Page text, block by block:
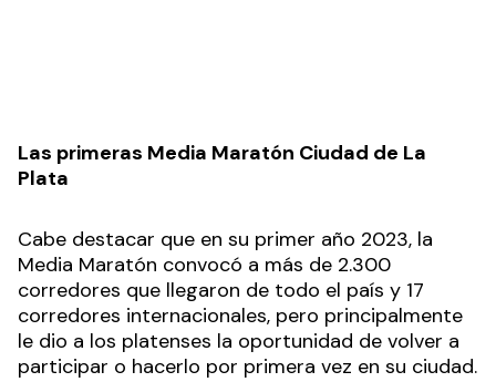
Las primeras Media Maratón Ciudad de La
Plata
Cabe destacar que en su primer año 2023, la
Media Maratón convocó a más de 2.300
corredores que llegaron de todo el país y 17
corredores internacionales, pero principalmente
le dio a los platenses la oportunidad de volver a
participar o hacerlo por primera vez en su ciudad.